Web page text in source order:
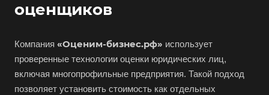
оценщиков
Компания «Оценим-бизнес.рф» использует
проверенные технологии оценки юридических лиц,
включая многопрофильные предприятия. Такой подход
позволяет установить стоимость как отдельных
Бийск
Бирск
Бирюч